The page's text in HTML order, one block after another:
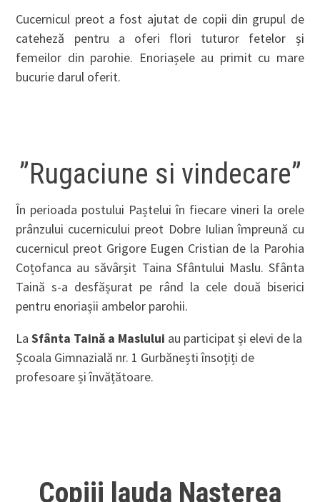
Cucernicul preot a fost ajutat de copii din grupul de
cateheză pentru a oferi flori tuturor fetelor și
femeilor din parohie. Enoriașele au primit cu mare
bucurie darul oferit.
”Rugaciune si vindecare”
În perioada postului Paștelui în fiecare vineri la orele
prânzului cucernicului preot Dobre Iulian împreună cu
cucernicul preot Grigore Eugen Cristian de la Parohia
Coțofanca au săvârșit Taina Sfântului Maslu. Sfânta
Taină s-a desfășurat pe rând la cele două biserici
pentru enoriașii ambelor parohii.
LaSfânta Taină a Maslului au participat și elevi de la
Școala Gimnazială nr. 1 Gurbănești însoțiți de
profesoare și învățătoare.
Copiii lauda Nasterea